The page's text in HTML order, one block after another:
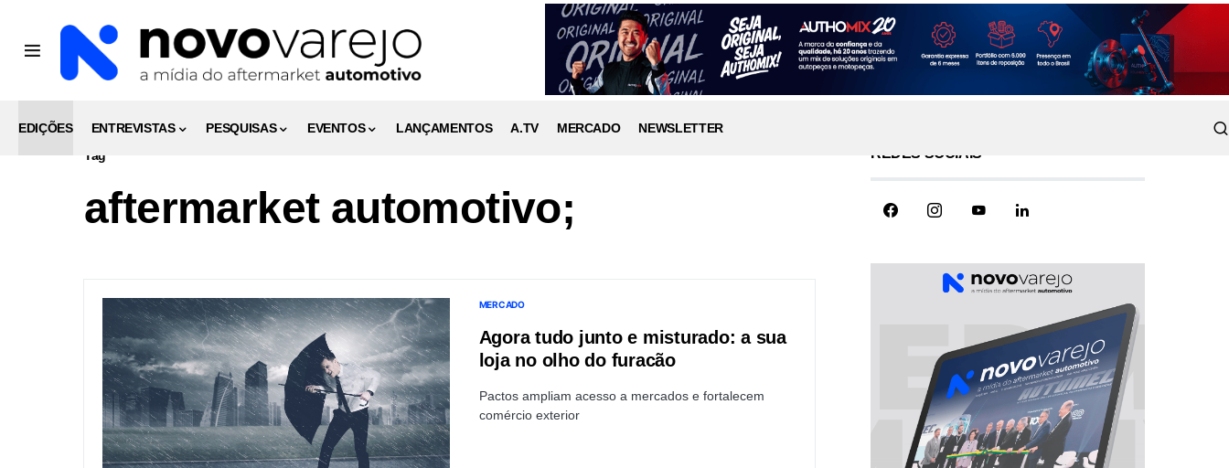
EDIÇÕES ENTREVISTAS PESQUISAS EVENTOS LANÇAMENTOS A.TV MERCADO
NEWSLETTER
Tag
aftermarket automotivo;
MERCADO
Agora tudo junto e misturado: a sua
loja no olho do furacão
Pactos ampliam acesso a mercados e fortalecem
comércio exterior
REDES SOCIAIS